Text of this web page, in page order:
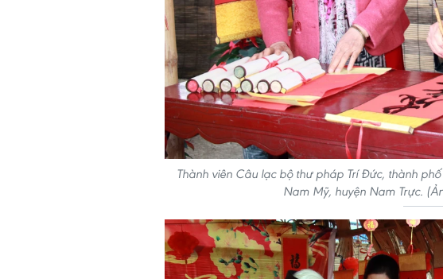
Thành viên Câu lạc bộ thư pháp Trí Đức, thành
Nam Mỹ, huyện Nam Trực.